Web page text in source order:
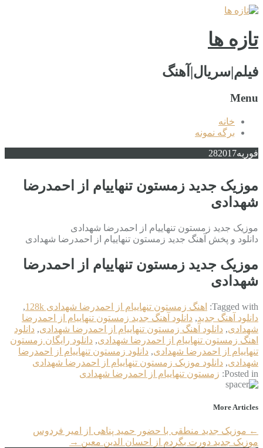
تازه ها
فیلم|سریال|آهنگ
Menu
خانه
برگه نمونه
فوریه 282017
موزیک جدید زمستون تنهاییام از احمدرضا
شهدادی
موزیک جدید زمستون تنهاییام از احمدرضا شهدادی
دانلود و پخش آهنگ جدید زمستون تنهاییام از احمدرضا شهدادی
موزیک جدید زمستون تنهاییام از احمدرضا
شهدادی
Tagged with: اهنگ زمستون تنهاییام از احمدرضا شهدادی 128k
,
دانلود آهنگ جدید, دانلود آهنگ جدید زمستون تنهاییام از احمدرضا
شهدادی, دانلود آهنگ زمستون تنهاییام از احمدرضا شهدادی, دانلود
اهنگ زمستون تنهاییام از احمدرضا شهدادی, دانلود رایگان زمستون
تنهاییام از احمدرضا شهدادی, دانلود زمستون تنهاییام از احمدرضا
شهدادی, دانلود موزیک زمستون تنهاییام از احمدرضا شهدادی
Posted in: زمستون تنهاییام از احمدرضا شهدادی
More Articles
← موزیک جدید منطقی با حضور حمید پناهی از امیر فردوس
موزیک جدید دورت بگردم از احسان الدین معین →